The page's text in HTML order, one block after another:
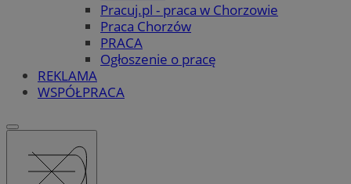
Pracuj.pl - praca w Chorzowie
Praca Chorzów
PRACA
Ogłoszenie o pracę
REKLAMA
WSPÓŁPRACA